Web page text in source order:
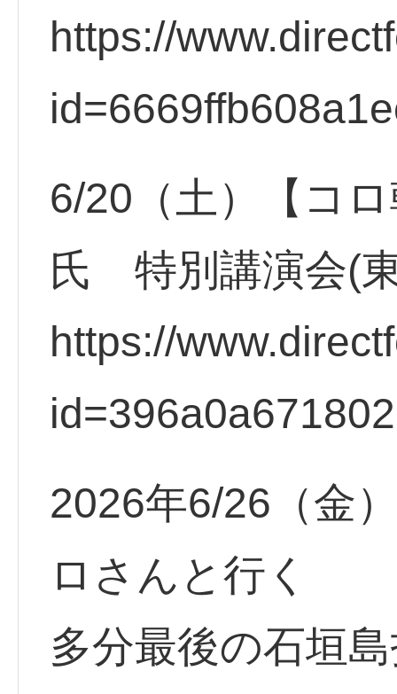
https://
6/20（土）【コ
氏 特別講演会(
https://
2026年6/26（金
ロさんと行く
多分最後の石垣